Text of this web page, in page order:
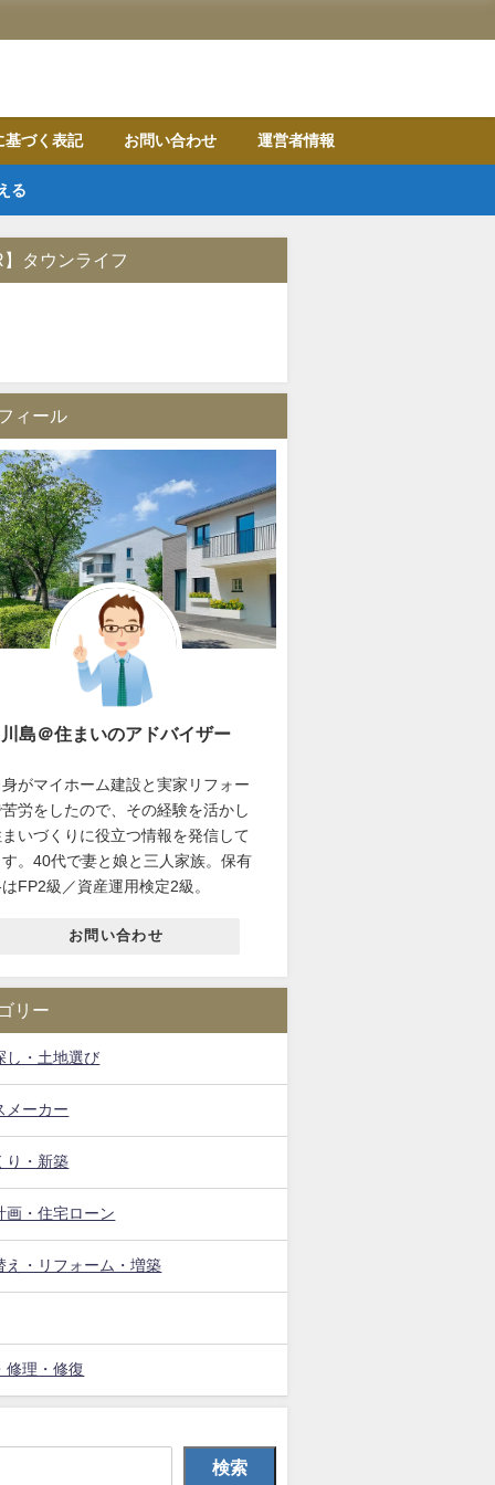
基づく表記 お問い合わせ 運営者情報
る
】タウンライフ
ィール
川島＠住まいのアドバイザー
がマイホーム建設と実家リフォー
苦労をしたので、その経験を活かし
まいづくりに役立つ情報を発信して
す。40代で妻と娘と三人家族。保有
FP2級／資産運用検定2級。
お問い合わせ
リー
し・土地選び
メーカー
り・新築
画・住宅ローン
え・リフォーム・増築
修理・修復
検索